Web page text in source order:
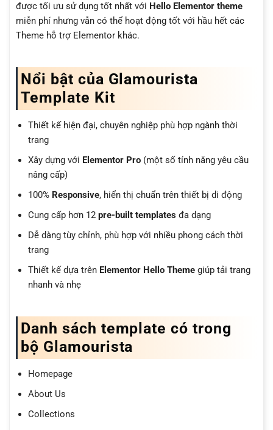
được tối ưu sử dụng tốt nhất với Hello Elementor theme
miễn phí nhưng vẫn có thể hoạt động tốt với hầu hết các
Theme hỗ trợ Elementor khác.
Nổi bật của Glamourista
Template Kit
Thiết kế hiện đại, chuyên nghiệp phù hợp ngành thời
trang
Xây dựng với Elementor Pro(một số tính năng yêu cầu
nâng cấp)
100% Responsive, hiển thị chuẩn trên thiết bị di động
Cung cấp hơn 12 pre-built templatesđa dạng
Dễ dàng tùy chỉnh, phù hợp với nhiều phong cách thời
trang
Thiết kế dựa trên Elementor Hello Themegiúp tải trang
nhanh và nhẹ
Danh sách template có trong
bộ Glamourista
Homepage
About Us
Collections